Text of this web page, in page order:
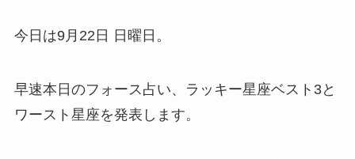
今日は9月22日 日曜日。
早速本日のフォース占い、ラッキー星座ベスト3と
ワースト星座を発表します。